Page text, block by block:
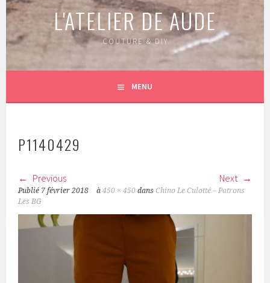
L'ATELIER DE AUDE
COUTURE & DIY
MENU
P1140429
Previous Next
Publié 7 février 2018 à450 × 450 dansChino Le Culotté – Patrons
Les BG